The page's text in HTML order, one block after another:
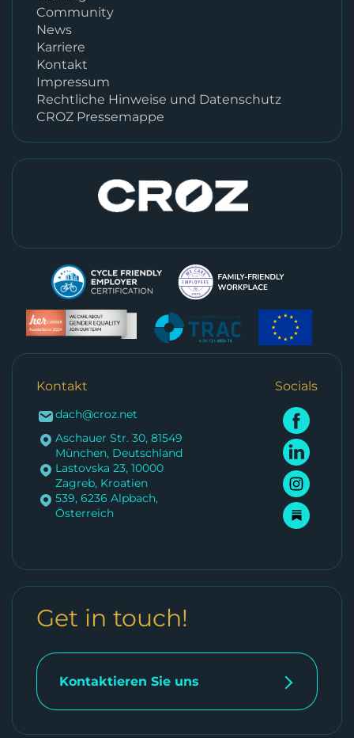
Community
News
Karriere
Kontakt
Impressum
Rechtliche Hinweise und Datenschutz
CROZ Pressemappe
Get in touch!
Kontaktieren Sie uns
Socials
Kontakt
dach@croz.net
Aschauer Str. 30, 81549
München, Deutschland
Lastovska 23, 10000
Zagreb, Kroatien
539, 6236 Alpbach,
Österreich